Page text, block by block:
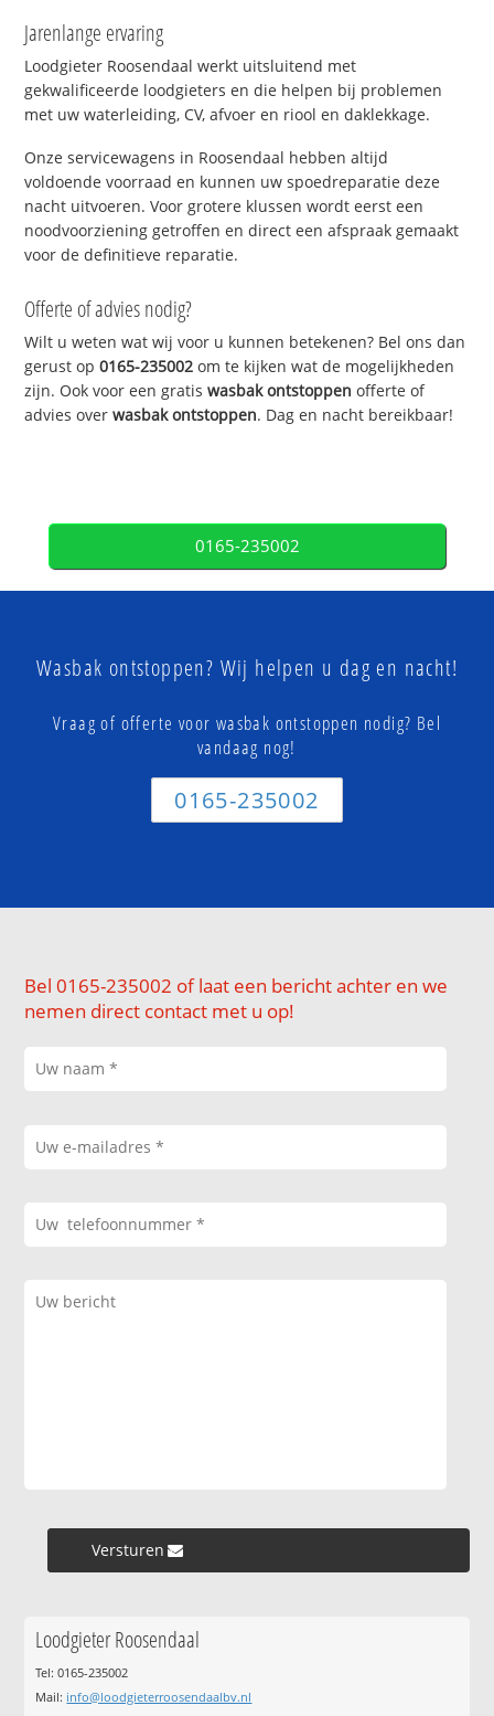
Jarenlange ervaring
Loodgieter Roosendaal werkt uitsluitend met
gekwalificeerde loodgieters en die helpen bij problemen
met uw waterleiding, CV, afvoer en riool en daklekkage.
Onze servicewagens in Roosendaal hebben altijd
voldoende voorraad en kunnen uw spoedreparatie deze
nacht uitvoeren. Voor grotere klussen wordt eerst een
noodvoorziening getroffen en direct een afspraak gemaakt
voor de definitieve reparatie.
Offerte of advies nodig?
Wilt u weten wat wij voor u kunnen betekenen? Bel ons dan
gerust op0165-235002 om te kijken wat de mogelijkheden
zijn. Ook voor een gratiswasbak ontstoppen offerte of
advies overwasbak ontstoppen. Dag en nacht bereikbaar!
0165-235002
Wasbak ontstoppen? Wij helpen u dag en nacht!
Vraag of offerte voor wasbak ontstoppen nodig? Bel
vandaag nog!
0165-235002
Bel 0165-235002 of laat een bericht achter en we
nemen direct contact met u op!
Versturen »
Loodgieter Roosendaal
Tel: 0165-235002
Mail: info@loodgieterroosendaalbv.nl